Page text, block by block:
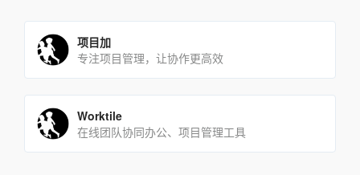
项目加
专注项目管理，让协作更高效
Worktile
在线团队协同办公、项目管理工具